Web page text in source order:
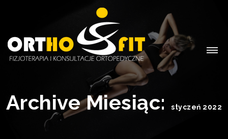
Archive Miesiąc:styczeń 2022